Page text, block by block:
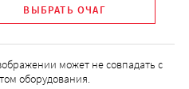
может не совпадать с
оборудования.